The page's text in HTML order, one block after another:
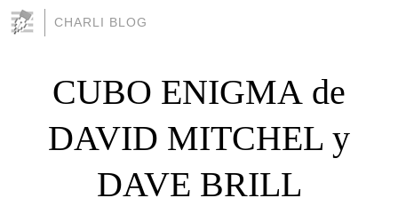
CHARLI BLOG
CUBO ENIGMA de
DAVID MITCHEL y
DAVE BRILL